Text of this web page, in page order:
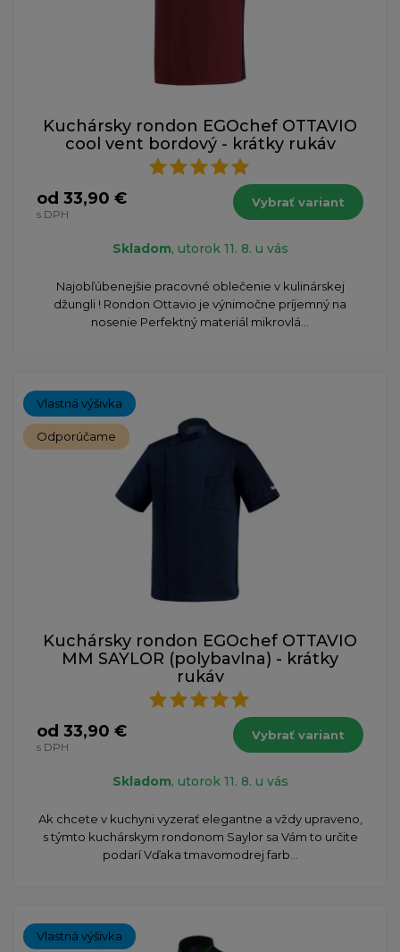
Kuchársky rondon EGOchef OTTAVIO
cool vent bordový - krátky rukáv
od 33,90 €
s DPH
Vybrať variant
Skladom, utorok 11. 8. u vás
​Najobľúbenejšie pracovné oblečenie v kulinárskej
džungli ! Rondon Ottavio je výnimočne príjemný na
nosenie Perfektný materiál mikrovlá...
Vlastná výšivka
Odporúčame
Kuchársky rondon EGOchef OTTAVIO
MM SAYLOR (polybavlna) - krátky
rukáv
od 33,90 €
s DPH
Vybrať variant
Skladom, utorok 11. 8. u vás
Ak chcete v kuchyni vyzerať elegantne a vždy upraveno,
s týmto kuchárskym rondonom Saylor sa Vám to určite
podarí Vďaka tmavomodrej farb...
Vlastná výšivka